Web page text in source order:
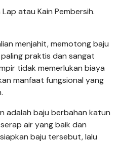
atau Kain Pembersih.
menjahit, memotong baju
praktis dan sangat
tidak memerlukan biaya
manfaat fungsional yang
adalah baju berbahan katun
air yang baik dan
baju tersebut, lalu